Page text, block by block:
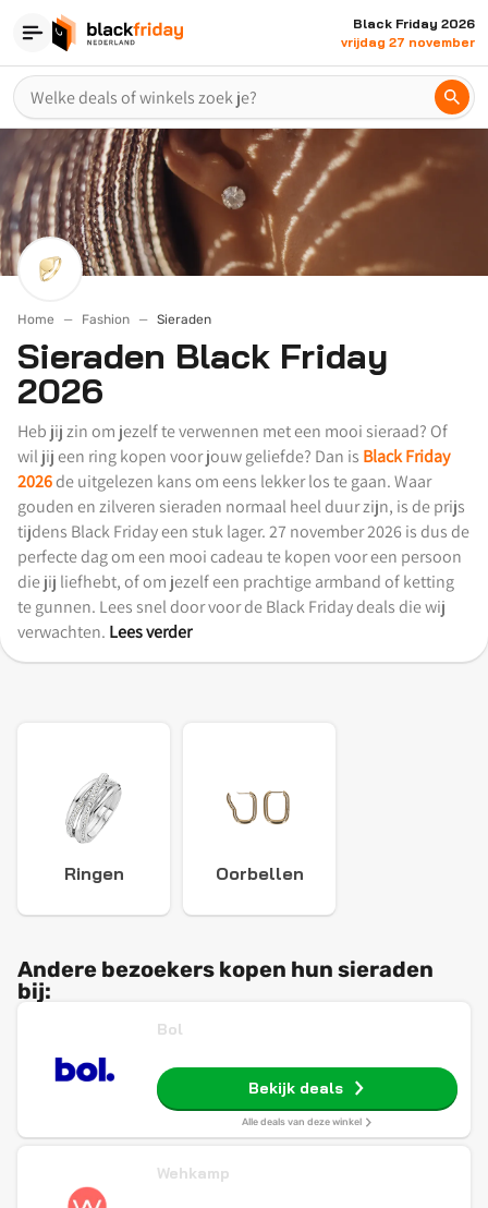
Black Friday 2026
vrijdag 27 november
Home Fashion Sieraden
Sieraden Black Friday
2026
Heb jij zin om jezelf te verwennen met een mooi sieraad? Of
wil jij een ring kopen voor jouw geliefde? Dan is Black Friday
2026de uitgelezen kans om eens lekker los te gaan. Waar
gouden en zilveren sieraden normaal heel duur zijn, is de prijs
tijdens Black Friday een stuk lager. 27 november 2026 is dus de
perfecte dag om een mooi cadeau te kopen voor een persoon
die jij liefhebt, of om jezelf een prachtige armband of ketting
te gunnen. Lees snel door voor de Black Friday deals die wij
verwachten. Lees verder
Ringen Oorbellen
Andere bezoekers kopen hun sieraden
bij:
Bol
Bekijk deals
Alle deals van deze winkel
Wehkamp